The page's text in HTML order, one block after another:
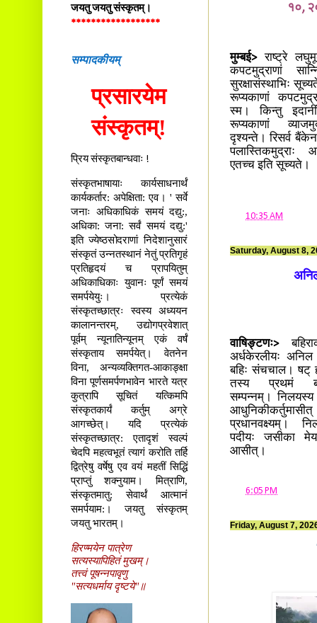
१०,
मुम्बई>राष्ट्रे
कपटमुद्राणां
सुरक्षासंस्थाभिः
रूप्यकाणां
स्म। किन्तु
रूप्यकाणां
दृश्यन्ते। रिसर्व
पलास्तिकमुद्राः
एतच्च इति सूच्यते।
10:35 AM
Saturday, August 8,
वाषिङ्टणः>
अर्धकेरलीयः अनिल
बहिः संचचाल। षट्
तस्य प्रथमं
सम्पन्नम्। निलयस्य
प्रधानवक्ष्यम्।
पदीयः जसीका
आसीत्।
6:05 PM
Friday, August 7,
जयतु जयतु संस्कृतम्।
******************
सम्पादकीयम्
प्रसारयेम
संस्कृतम्!
प्रिय संस्कृतबान्धवाः !
संस्कृतभाषायाः कार्यसाधनार्थं
कार्यकर्तार: अपेक्षिता: एव। ' सर्वे
जनाः अधिकाधिकं समयं दद्यु:,
अधिका: जना: सर्वं समयं दद्यु:'
इति ज्येष्ठसोदराणां निदेशानुसारं
संस्कृतं उन्नतस्थानं नेतुं प्रतिगृहं
प्रतिहृदयं च प्रापयितुम्
अधिकाधिकाः युवानः पूर्णं समयं
समर्पयेयुः। प्रत्येकं
संस्कृतच्छात्रः स्वस्य अध्ययन
कालानन्तरम्, उद्योगप्रवेशात्
पूर्वम् न्यूनातिन्यूनम् एकं वर्षं
संस्कृताय समर्पयेत्। वेतनेन
विना, अन्यव्यक्तिगत-आकाङ्क्षा
विना पूर्णसमर्पणभावेन भारते यत्र
कुत्रापि सूचितं यत्किमपि
संस्कृतकार्यं कर्तुम् अग्रे
आगच्छेत्। यदि प्रत्येकं
संस्कृतच्छात्र: एतादृशं स्वल्पं
चेदपि महत्वभूतं त्यागं करोति तर्हि
द्वित्रेषु वर्षेषु एव वयं महतीं सिद्धिं
प्राप्तुं शक्नुयाम। मित्राणि,
संस्कृतमातु: सेवार्थं आत्मानं
समर्पयाम:। जयतु संस्कृतम्
जयतु भारतम्।
हिरण्मयेन पात्रेण
सत्यस्यापिहितं मुखम्।
तत्त्वं पूषन्नपावृणु
"सत्यधर्माय दृष्टये"॥